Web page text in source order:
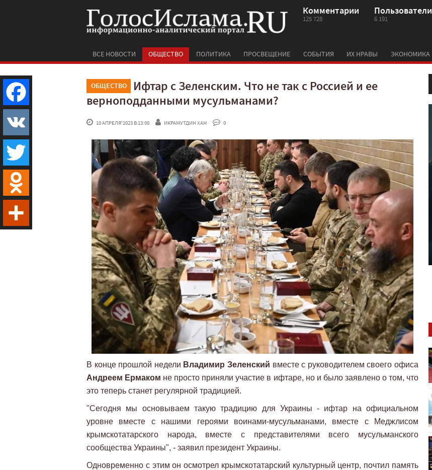
Комментарии
125 728
Пользователи
6 191
ВСЕ НОВОСТИ ОБЩЕСТВО ПОЛИТИКА ПРОСВЕЩЕНИЕ СОБЫТИЯ ИХ НРАВЫ ЭКОНОМИКА
ОБЩЕСТВО
Ифтар с Зеленским. Что не так с Россией и ее
верноподданными мусульманами?
10 АПРЕЛЯ'2023 В 13:08 ИКРАМУТДИН ХАН 0
В конце прошлой недели Владимир Зеленский вместе с руководителем своего офиса
Андреем Ермаком не просто приняли участие в ифтаре, но и было заявлено о том, что
это теперь станет регулярной традицией.
"Сегодня мы основываем такую традицию для Украины - ифтар на официальном
уровне вместе с нашими героями воинами-мусульманами, вместе с Меджлисом
крымскотатарского народа, вместе с представителями всего мусульманского
сообщества Украины", - заявил президент Украины.
Одновременно с этим он осмотрел крымскотатарский культурный центр, почтил память
Facebook
VK
Twitter
Odnoklassniki